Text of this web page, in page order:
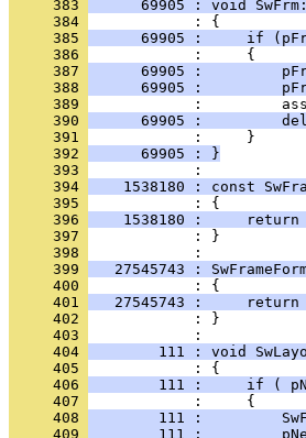
     383
69905 : void
     384
     385
69905 :     if
     386
     387
69905 :
     388
69905 :
     389
     390
69905 :
     391
     392
      69905 : }
     393
     394
1538180 : const
     395
     396
1538180 :
     397
            : }
     398
     399
27545743 :
     400
     401
27545743 :
     402
            : }
     403
     404
111 : void
     405
     406
111 :     if (
     407
     408
111 :
     409
111 :